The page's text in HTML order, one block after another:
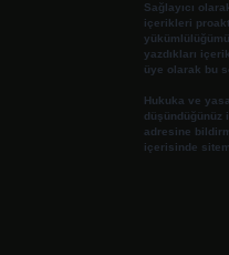
Sağlayıcı
içerikleri
yazdıkları
üye olarak bu
Hukuka ve
düşündüğünüz
adresine
içerisinde